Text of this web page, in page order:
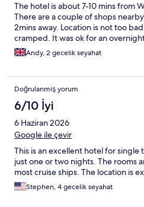
The hotel is about 7-10 mins from
There are a couple of shops
2mins away. Location is not too
cramped. It was ok for an
Andy, 2 gecelik seyahat
Doğrulanmış yorum
6/10 İyi
6 Haziran 2026
Google ile çevir
This is an excellent hotel for single
just one or two nights. The rooms
most cruise ships. The location is
Stephen, 4 gecelik seyahat